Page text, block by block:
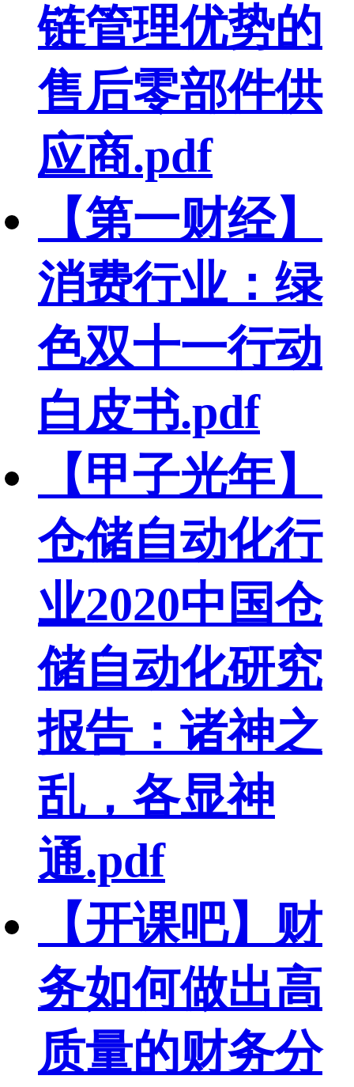
链管理优势的
售后零部件供
应商.pdf
【第一财经】
消费行业：绿
色双十一行动
白皮书.pdf
【甲子光年】
仓储自动化行
业2020中国仓
储自动化研究
报告：诸神之
乱，各显神
通.pdf
【开课吧】财
务如何做出高
质量的财务分